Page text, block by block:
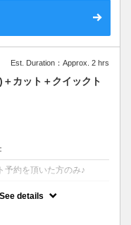
Est. Duration：Approx. 2 hrs
＋カット＋クイックト
予約を頂いた方のみ♪
See details